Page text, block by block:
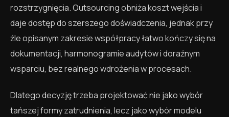
rozstrzygnięcia. Outsourcing obniża koszt wejścia i
daje dostęp do szerszego doświadczenia, jednak przy
źle opisanym zakresie współpracy łatwo kończy się na
dokumentacji, harmonogramie audytów i doraźnym
wsparciu, bez realnego wdrożenia w procesach.
Dlatego decyzję trzeba projektować nie jako wybór
tańszej formy zatrudnienia, lecz jako wybór modelu